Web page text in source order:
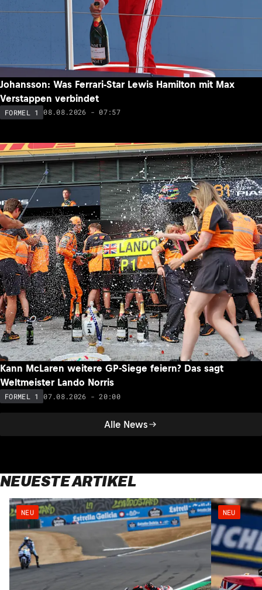
Alle News
Johansson: Was Ferrari-Star Lewis Hamilton mit Max
Verstappen verbindet
FORMEL 1 08.08.2026 - 07:57
Kann McLaren weitere GP-Siege feiern? Das sagt
Weltmeister Lando Norris
FORMEL 1 07.08.2026 - 20:00
NEUESTE ARTIKEL
NEU NEU